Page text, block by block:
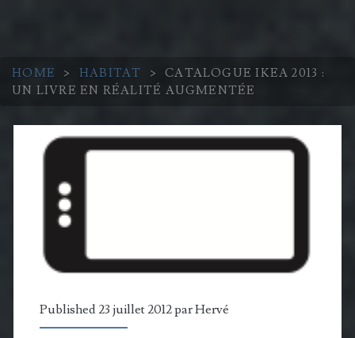
HOME > HABITAT >
CATALOGUE IKEA 2013 :
UN LIVRE EN RÉALITÉ AUGMENTÉE
Published 23 juillet 2012 parHervé